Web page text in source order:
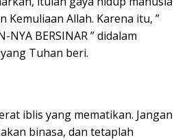
Kemuliaan Allah. Karena itu, ”
NYA BERSINAR ” didalam
Tuhan beri.
iblis yang mematikan. Jangan
binasa, dan tetaplah